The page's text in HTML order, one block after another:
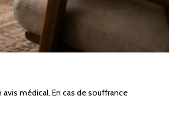
médical. En cas de souffrance